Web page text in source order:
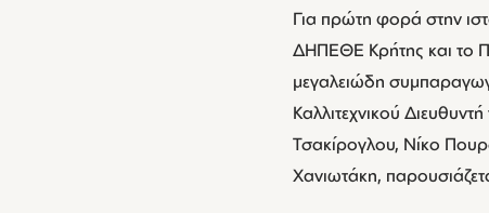
Για πρώτη φορά στην
ΔΗΠΕΘΕ Κρήτης και το
μεγαλειώδη
Καλλιτεχνικού
Τσακίρογλου, Νίκο
Χανιωτάκη,